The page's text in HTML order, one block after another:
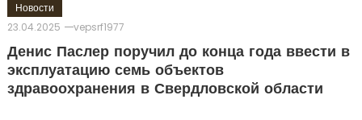
Новости
23.04.2025
vepsrf1977
Денис Паслер поручил до конца года ввести в
эксплуатацию семь объектов
здравоохранения в Свердловской области